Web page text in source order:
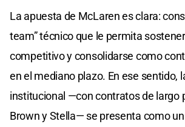
La apuesta de McLaren es clara:
team” técnico que le permita
competitivo y consolidarse como
en el mediano plazo. En ese sentido,
institucional —con contratos de largo
Brown y Stella— se presenta como